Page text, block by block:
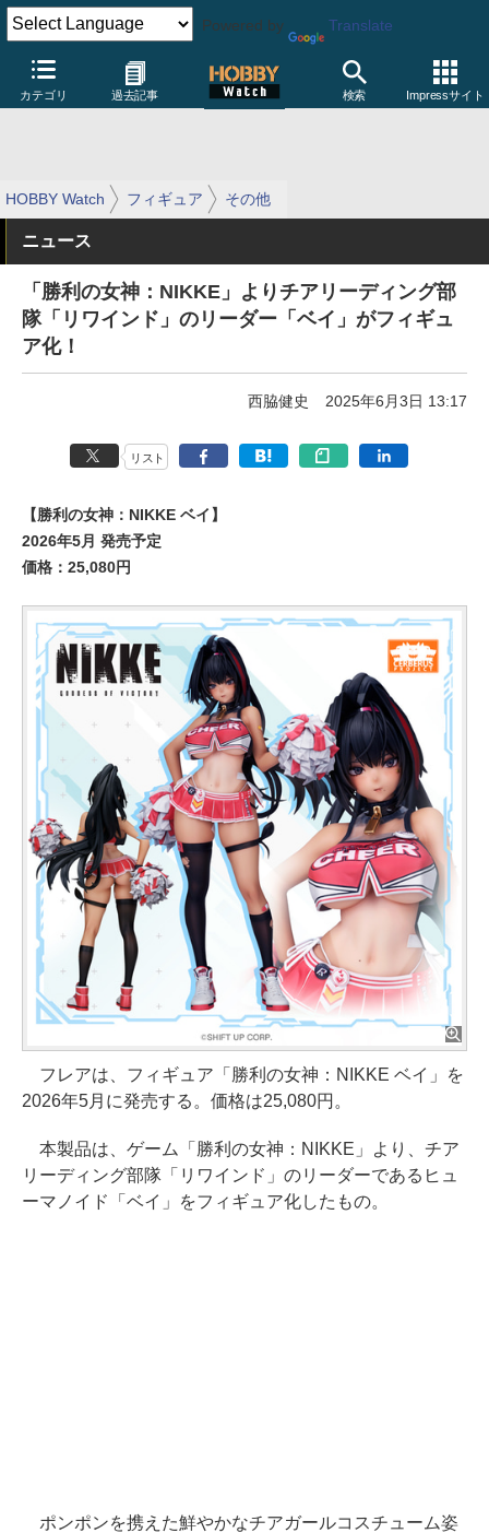
Powered by Translate
カテゴリ 過去記事 検索 Impressサイト
HOBBY Watch フィギュア その他
ニュース
「勝利の女神：NIKKE」よりチアリーディング部
隊「リワインド」のリーダー「ベイ」がフィギュ
ア化！
西脇健史 2025年6月3日 13:17
リスト
【勝利の女神：NIKKE ベイ】
2026年5月 発売予定
価格：25,080円
フレアは、フィギュア「勝利の女神：NIKKE ベイ」を
2026年5月に発売する。価格は25,080円。
本製品は、ゲーム「勝利の女神：NIKKE」より、チア
リーディング部隊「リワインド」のリーダーであるヒュ
ーマノイド「ベイ」をフィギュア化したもの。
ポンポンを携えた鮮やかなチアガールコスチューム姿